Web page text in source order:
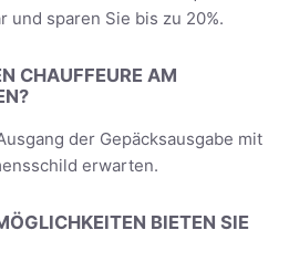
und sparen Sie bis zu 20%.
CHAUFFEURE AM
der Gepäcksausgabe mit
erwarten.
BIETEN SIE